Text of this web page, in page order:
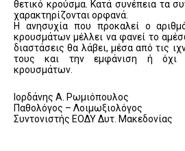
θετικό κρούσμα. Κατά συνέπεια τα
χαρακτηρίζονται ορφανά.
Η ανησυχία που προκαλεί ο
κρουσμάτων μέλλει να φανεί το
διαστάσεις θα λάβει, μέσα από τις
τους και την εμφάνιση ή όχι
κρουσμάτων.
Ιορδάνης Α. Ρωμιόπουλος
Παθολόγος – Λοιμωξιολόγος
Συντονιστής ΕΟΔΥ Δυτ. Μακεδονίας